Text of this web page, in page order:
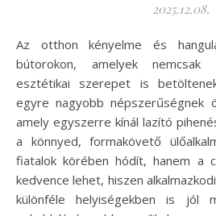
2025.12.08.
Az otthon kényelme és hangulata nagyban múlik a
bútorokon, amelyek nemcsak
esztétikai szerepet is
egyre nagyobb népszerűségnek
amely egyszerre kínál lazító
a könnyed, formakövető
fiatalok körében hódít, hanem a
kedvence lehet, hiszen
különféle helyiségekben is jól